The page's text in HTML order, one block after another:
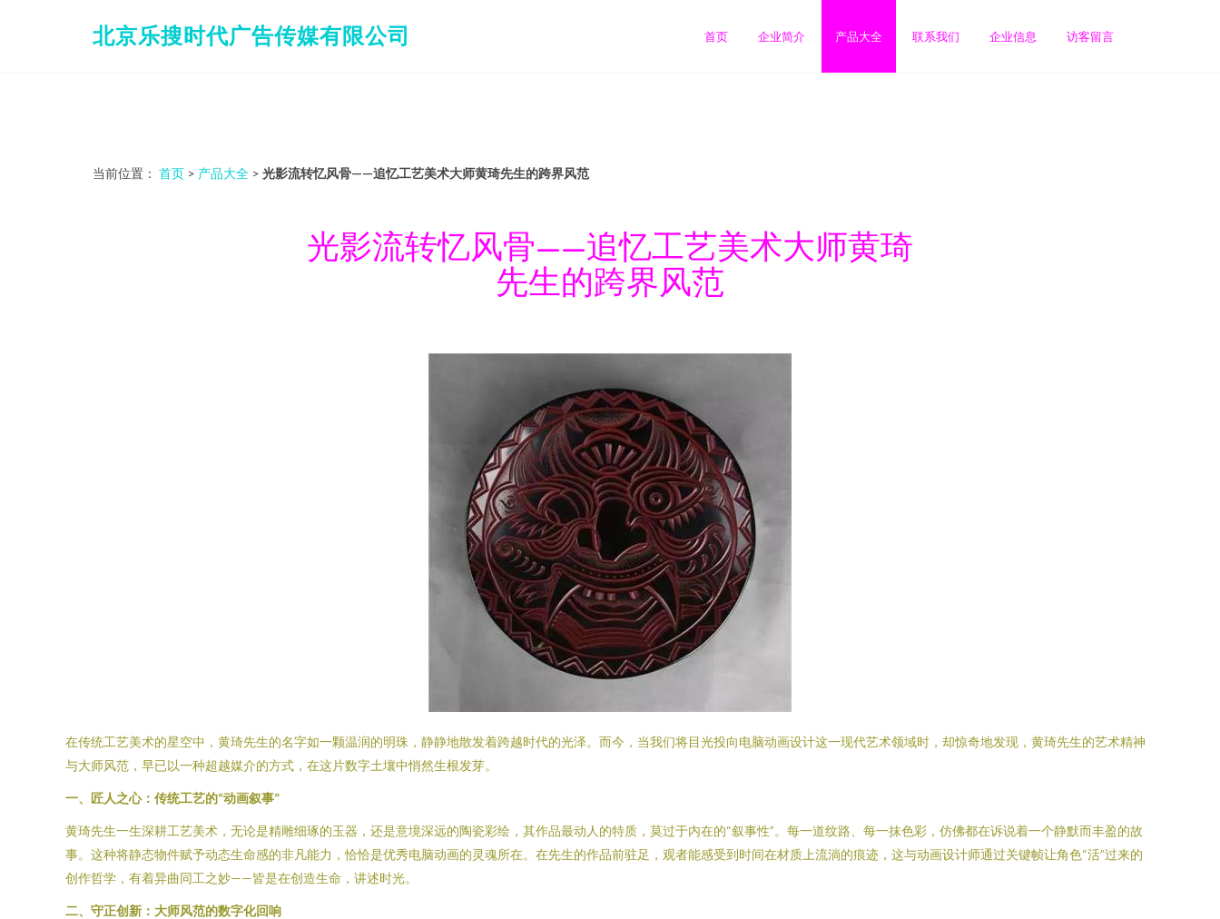
北京乐搜时代广告传媒有限公司 首页 企业简介 产品大全 联系我们 企业信息 访客留言
当前位置： 首页 > 产品大全 > 光影流转忆风骨——追忆工艺美术大师黄琦先生的跨界风范
光影流转忆风骨——追忆工艺美术大师黄琦
先生的跨界风范
在传统工艺美术的星空中，黄琦先生的名字如一颗温润的明珠，静静地散发着跨越时代的光泽。而今，当我们将目光投向电脑动画设计这一现代艺术领域时，却惊奇地发现，黄琦先生的艺术精神
与大师风范，早已以一种超越媒介的方式，在这片数字土壤中悄然生根发芽。
一、匠人之心：传统工艺的“动画叙事”
黄琦先生一生深耕工艺美术，无论是精雕细琢的玉器，还是意境深远的陶瓷彩绘，其作品最动人的特质，莫过于内在的“叙事性”。每一道纹路、每一抹色彩，仿佛都在诉说着一个静默而丰盈的故
事。这种将静态物件赋予动态生命感的非凡能力，恰恰是优秀电脑动画的灵魂所在。在先生的作品前驻足，观者能感受到时间在材质上流淌的痕迹，这与动画设计师通过关键帧让角色“活”过来的
创作哲学，有着异曲同工之妙——皆是在创造生命，讲述时光。
二、守正创新：大师风范的数字化回响